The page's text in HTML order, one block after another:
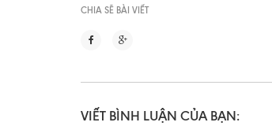
CHIA SẼ BÀI VIẾT
VIẾT BÌNH LUẬN CỦA BẠN: